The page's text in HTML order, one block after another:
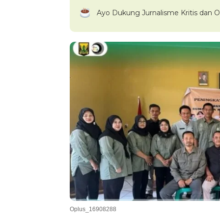
Ayo Dukung Jurnalisme Kritis dan
Oplus_16908288